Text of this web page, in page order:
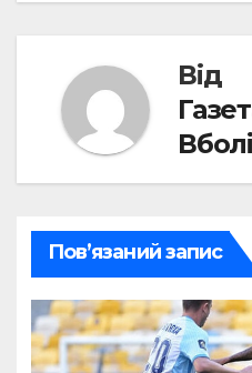
Від
Пов’язаний запис